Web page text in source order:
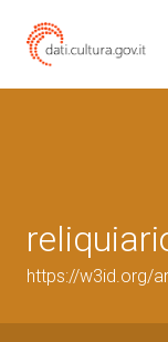
https://w3id.org/